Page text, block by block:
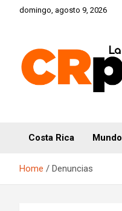
domingo, agosto 9, 2026
Costa Rica Mundo
Home Denuncias